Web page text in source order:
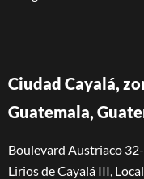
Ciudad Cayalá,
Guatemala,
Boulevard Austriaco
Lirios de Cayalá III,